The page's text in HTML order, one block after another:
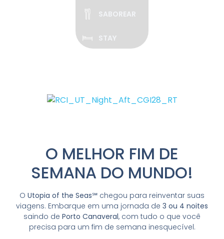
SABOREAR
STAY
O MELHOR FIM DE
SEMANA DO MUNDO!
O Utopia of the Seas℠ chegou para reinventar suas
viagens. Embarque em uma jornada de 3 ou 4 noites
saindo de Porto Canaveral, com tudo o que você
precisa para um fim de semana inesquecível.